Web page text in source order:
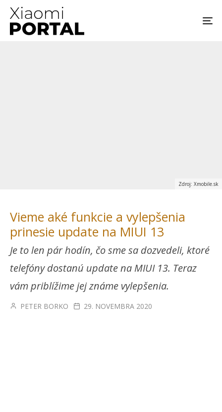
Zdroj: Xmobile.sk
Vieme aké funkcie a vylepšenia
prinesie update na MIUI 13
Je to len pár hodín, čo sme sa dozvedeli, ktoré
telefóny dostanú update na MIUI 13. Teraz
vám priblížime jej známe vylepšenia.
PETER BORKO 29. NOVEMBRA 2020